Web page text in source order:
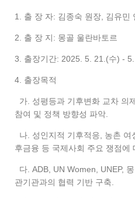
1. 출 장 자: 김종숙 원장, 김유민
2. 출 장 지: 몽골 울란바토르
3. 출장기간: 2025. 5. 21.(수) -
4. 출장목적
가. 성평등과 기후변화 교차 의
참여 및 정책 방향성 파악.
나. 성인지적 기후적응, 농촌 여
후금융 등 국제사회 주요 쟁점에
다. ADB, UN Women, UNEP,
관기관과의 협력 기반 구축.